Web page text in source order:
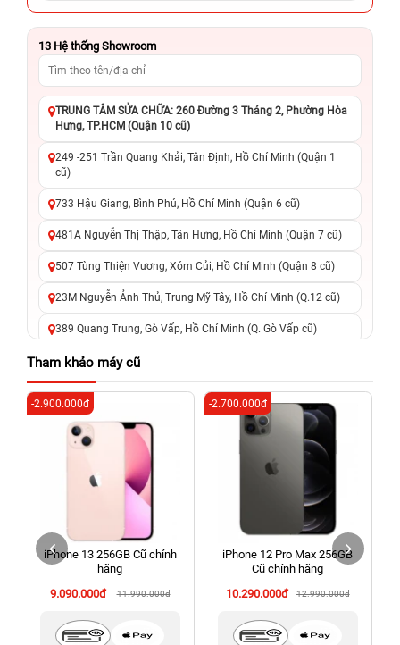
13 Hệ thống Showroom
TRUNG TÂM SỬA CHỮA: 260 Đường 3 Tháng 2, Phường Hòa
Hưng, TP.HCM (Quận 10 cũ)
249 -251 Trần Quang Khải, Tân Định, Hồ Chí Minh (Quận 1
cũ)
733 Hậu Giang, Bình Phú, Hồ Chí Minh (Quận 6 cũ)
481A Nguyễn Thị Thập, Tân Hưng, Hồ Chí Minh (Quận 7 cũ)
507 Tùng Thiện Vương, Xóm Củi, Hồ Chí Minh (Quận 8 cũ)
23M Nguyễn Ảnh Thủ, Trung Mỹ Tây, Hồ Chí Minh (Q.12 cũ)
389 Quang Trung, Gò Vấp, Hồ Chí Minh (Q. Gò Vấp cũ)
625 - 625A Âu Cơ, Tân Phú, Hồ Chí Minh (Quận Tân Phú cũ)
326 Lê Văn Việt, Tăng Nhơn Phú, Hồ Chí Minh (Q.9 TP. Thủ
Đức cũ)
256 Võ Văn Ngân, Thủ Đức, Hồ Chí Minh (Bình Thọ, TP. Thủ
Đức Cũ)
70 Nguyễn An Ninh, Dĩ An, Hồ Chí Minh (Bình Dương Cũ)
24h Vũng Tàu: 162A Ba Cu, Vũng Tàu, Hồ Chí Minh (TP. Vũng
Tàu cũ)
198 Hoàng Văn Thụ, Tân Sơn Nhất, Hồ Chí Minh (Tân Bình
Tham khảo máy cũ
iPhone 13 256GB Cũ chính
hãng
9.090.000đ
11.990.000đ
-2.900.000đ
iPhone 12 Pro Max 256GB
Cũ chính hãng
10.290.000đ
12.990.000đ
-2.700.000đ